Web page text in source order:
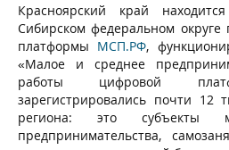
Красноярский край
Сибирском федеральном округе
платформы МСП.РФ,
«Малое и среднее
работы цифровой
зарегистрировались почти 12
региона: это субъекты
предпринимательства,